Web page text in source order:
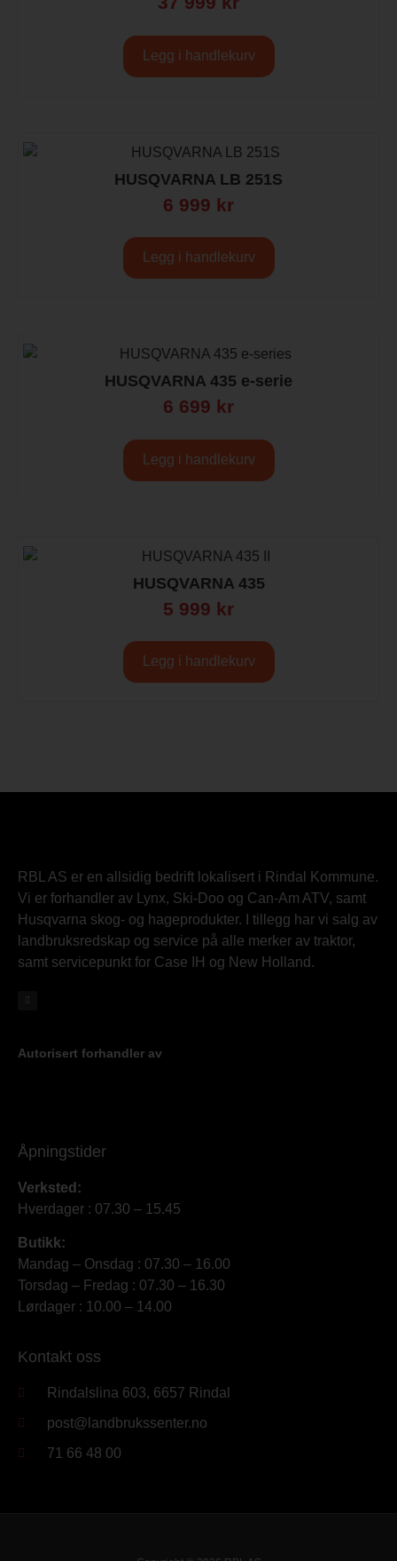
Legg i handlekurv
HUSQVARNA LB 251S
6 999 kr
Legg i handlekurv
HUSQVARNA 435 e-serie
6 699 kr
Legg i handlekurv
HUSQVARNA 435
5 999 kr
Legg i handlekurv
RBL AS er en allsidig bedrift lokalisert i Rindal Kommune.
Vi er forhandler av Lynx, Ski-Doo og Can-Am ATV, samt
Husqvarna skog- og hageprodukter. I tillegg har vi salg av
landbruksredskap og service på alle merker av traktor,
samt servicepunkt for Case IH og New Holland.
Autorisert forhandler av
Åpningstider
Verksted:
Hverdager : 07.30 – 15.45
Butikk:
Mandag – Onsdag : 07.30 – 16.00
Torsdag – Fredag : 07.30 – 16.30
Lørdager : 10.00 – 14.00
Kontakt oss
Rindalslina 603, 6657 Rindal
post@landbrukssenter.no
71 66 48 00